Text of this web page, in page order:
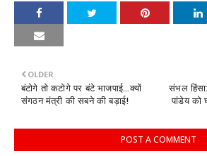
संभल हिंसा:
पांडेय को
OLDER
बंटोगे तो कटोगे पर बंटे भाजपाई...क्यों
संगठन मंत्री की सबने की बड़ाई!
POST A COMMENT